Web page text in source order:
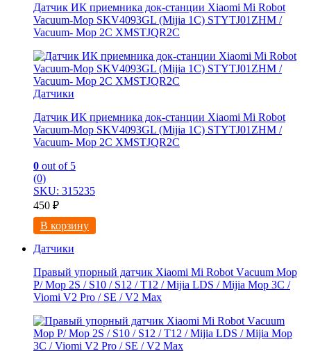
Датчик ИК приемника док-станции Xiaomi Mi Robot
Vacuum-Mop SKV4093GL (Mijia 1C) STYTJ01ZHM /
Vacuum- Mop 2C XMSTJQR2C
Датчики
Датчик ИК приемника док-станции Xiaomi Mi Robot
Vacuum-Mop SKV4093GL (Mijia 1C) STYTJ01ZHM /
Vacuum- Mop 2C XMSTJQR2C
0 out of 5
(0)
SKU: 315235
450 ₽
В корзину
Датчики
Правый упорный датчик Xiaomi Мi Rоbоt Vаcuum Мoр
Р/ Мop 2S / S10 / S12 / Т12 / Мijiа LDS / Mijia Mop 3C /
Viоmi V2 Рrо / SE / V2 Мaх